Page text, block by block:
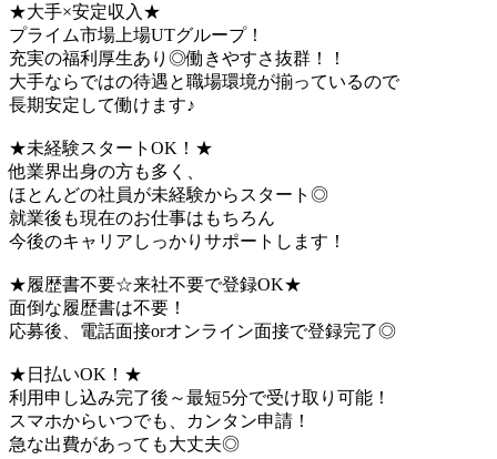
★大手×安定収入★
プライム市場上場UTグループ！
充実の福利厚生あり◎働きやすさ抜群！！
大手ならではの待遇と職場環境が揃っているので
長期安定して働けます♪
★未経験スタートOK！★
他業界出身の方も多く、
ほとんどの社員が未経験からスタート◎
就業後も現在のお仕事はもちろん
今後のキャリアしっかりサポートします！
★履歴書不要☆来社不要で登録OK★
面倒な履歴書は不要！
応募後、電話面接orオンライン面接で登録完了◎
★日払いOK！★
利用申し込み完了後～最短5分で受け取り可能！
スマホからいつでも、カンタン申請！
急な出費があっても大丈夫◎